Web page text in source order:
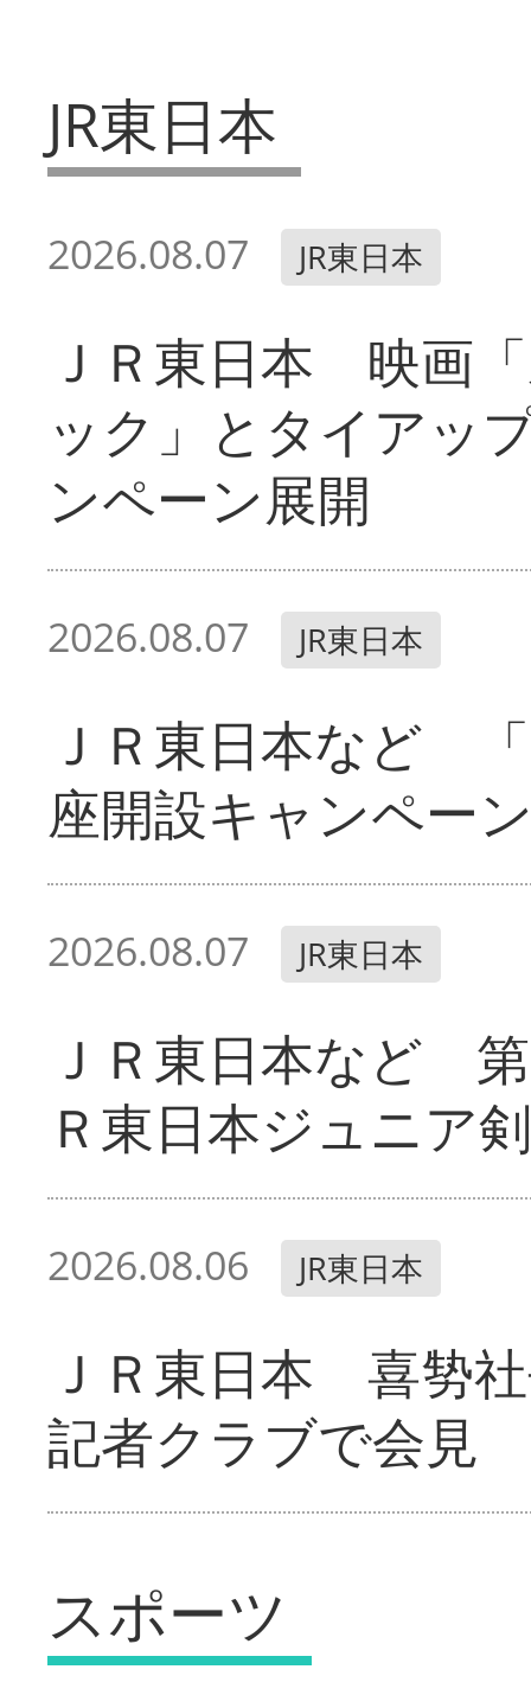
JR東日本
2026.08.07 JR東日本
ＪＲ東日本 映画
ック」とタイアッ
ンペーン展開
2026.08.07 JR東日本
ＪＲ東日本など
座開設キャンペー
2026.08.07 JR東日本
ＪＲ東日本など
Ｒ東日本ジュニア
2026.08.06 JR東日本
ＪＲ東日本 喜㔟
記者クラブで会見
スポーツ